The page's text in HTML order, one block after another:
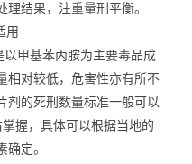
结果，注重量刑平衡。
用
以甲基苯丙胺为主要毒品成
相对较低，危害性亦有所不
剂的死刑数量标准一般可以
握，具体可以根据当地的
定。